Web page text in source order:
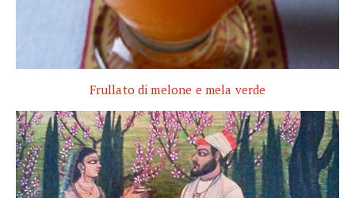
Frullato di melone e mela verde